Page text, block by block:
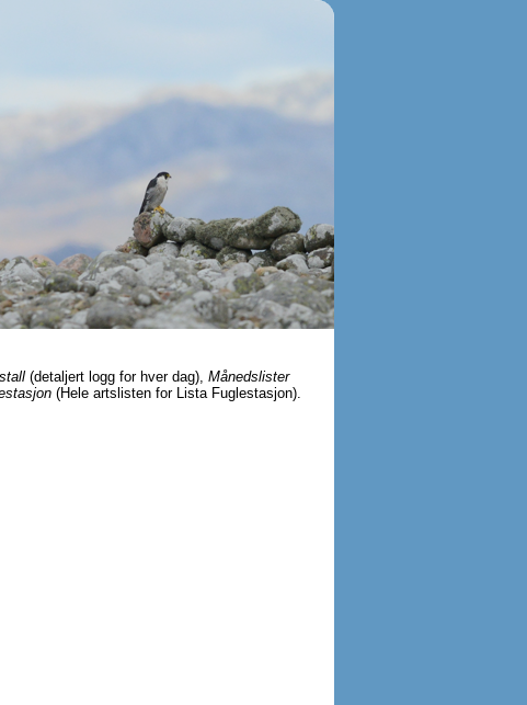
(detaljert logg for hver dag), Månedslister
(Hele artslisten for Lista Fuglestasjon).